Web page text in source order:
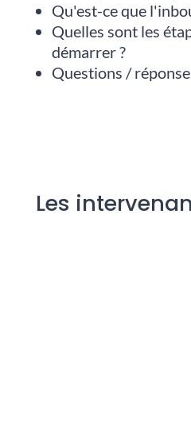
Qu'est-ce que
Quelles sont les
démarrer ?
Questions /
Les